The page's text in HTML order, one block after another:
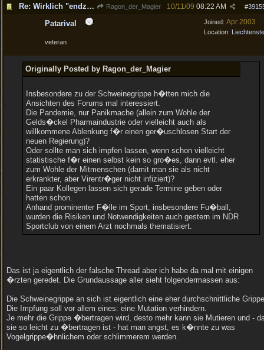
Re: Wirklich "endzeitm��ig", oder was?! Ragon_der_Magier #
10/11/09 08:22 AM
Joined: Apr 2003
Location:
Patarival
veteran
Originally Posted by Ragon_der_Magier
Insbesondere zu der Schweinegrippe h�tten mich die
Ansichten des Forums mal interessiert.
Die Pandemie, nur Panikmache (allein zum Wohle der
Gelds�ckel Pharmaindustrie oder vielleicht auch als
willkommene Ablenkung f�r einen ger�uschlosen Start der
neuen Regierung)?
Oder sollte man sich impfen lassen, wenn schon vielleicht
statistische f�r einen selbst kein so gro�es, dann evtl. eher
zum Wohle der Mitmenschen (damit man sie als nicht
erkrankter, aber Virentr�ger nicht infiziert)?
Ein paar Kollegen lassen sich gerade Termine geben oder
hatten schon.
Anhand prominenter F�lle im Sport, insbesondere Fu�ball,
wurden die Risiken und Notwendigkeiten auch gestern im NDR
Sportclub von einem Arzt nochmals thematisiert.
Das ist ja eigentlich der falsche Thread aber ich habe da mal mit einigen
�rzten geredet. Die Grundaussage aller sieht folgendermassen aus:
Die Schweinegrippe an sich ist eigentlich eine eher durchschnittliche
Die Impfung soll vor allem eines: eine Mutation verhindern.
Je mehr die Grippe �bertragen wird, desto mehr kann sie Mutieren und -
sie so leicht zu �bertragen ist - hat man angst, es k�nnte zu was
Vogelgrippe�hnlichem oder schlimmerem werden.